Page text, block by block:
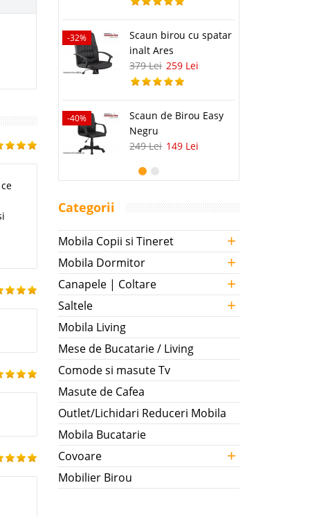
-32%
Scaun birou cu spatar
inalt Ares
379 Lei 259 Lei
-40%
Scaun de Birou Easy
Negru
249 Lei 149 Lei
Categorii
Mobila Copii si Tineret +
Mobila Dormitor +
Canapele | Coltare +
Saltele +
Mobila Living
Mese de Bucatarie / Living
Comode si masute Tv
Masute de Cafea
Outlet/Lichidari Reduceri Mobila
Mobila Bucatarie
Covoare
+
Mobilier Birou